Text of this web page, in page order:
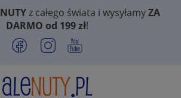
NUTYz całego świata i wysyłamyZA
DARMO od 199 zł!